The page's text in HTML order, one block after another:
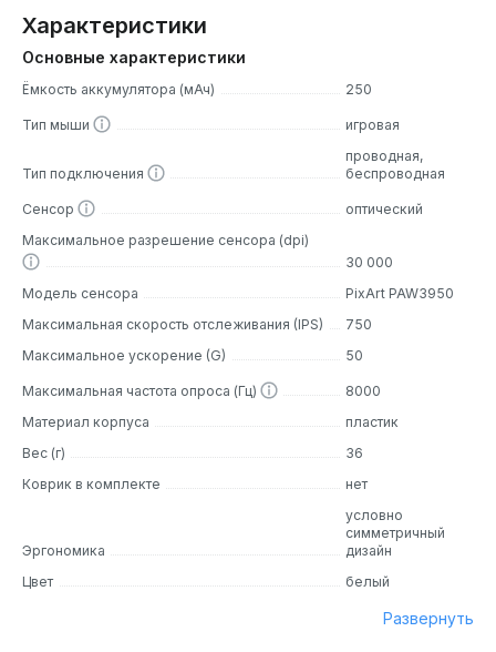
Характеристики
Основные характеристики
Ёмкость аккумулятора (мАч) 250
Тип мыши игровая
Тип подключения
проводная,
беспроводная
Сенсор
оптический
Максимальное разрешение сенсора (dpi)
30 000
Модель сенсора
PixArt PAW3950
Максимальная скорость отслеживания (IPS)
750
Максимальное ускорение (G)
50
Максимальная частота опроса (Гц)
8000
Материал корпуса
пластик
Вес (г)
36
Коврик в комплекте
нет
Эргономика
условно
симметричный
дизайн
Цвет
белый
Развернуть